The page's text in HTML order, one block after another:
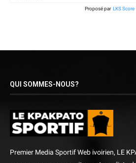
Proposé par LKS Score
QUI SOMMES-NOUS?
Premier Media Sportif Web ivoirien, LE